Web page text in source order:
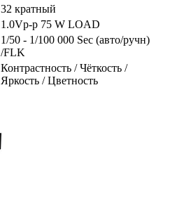
32 кратный
1.0Vp-p 75 W LOAD
1/50 - 1/100 000 Sec (авто/ручн)
/FLK
Контрастность / Чёткость /
Яркость / Цветность